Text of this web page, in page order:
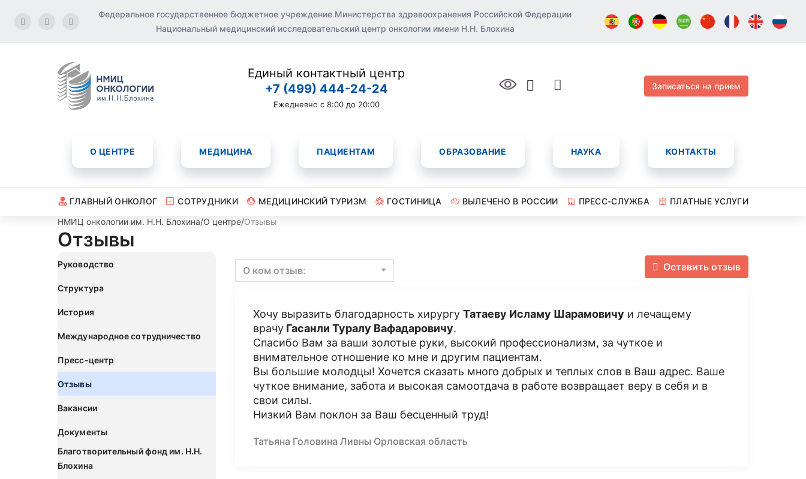
Федеральное государственное бюджетное учреждение Министерства здравоохранения Российской Федерации
Национальный медицинский исследовательский центр онкологии имени Н.Н. Блохина
Единый контактный центр
+7 (499) 444-24-24
Ежедневно с 8:00 до 20:00
Записаться на прием
О ЦЕНТРЕ МЕДИЦИНА ПАЦИЕНТАМ ОБРАЗОВАНИЕ НАУКА КОНТАКТЫ
ГЛАВНЫЙ ОНКОЛОГ СОТРУДНИКИ МЕДИЦИНСКИЙ ТУРИЗМ ГОСТИНИЦА ВЫЛЕЧЕНО В РОССИИ ПРЕСС-СЛУЖБА
ПЛАТНЫЕ УСЛУГИ
НМИЦ онкологии им. Н.Н. Блохина/О центре/Отзывы
Отзывы
Руководство
Структура
История
Международное сотрудничество
Пресс-центр
Отзывы
Вакансии
Документы
Благотворительный фонд им. Н.Н.
Блохина
Оставить отзыв
О ком отзыв:
Хочу выразить благодарность хирургу Татаеву Исламу Шарамовичу и лечащему
врачуГасанли Туралу Вафадаровичу.
Спасибо Вам за ваши золотые руки, высокий профессионализм, за чуткое и
внимательное отношение ко мне и другим пациентам.
Вы большие молодцы! Хочется сказать много добрых и теплых слов в Ваш адрес. Ваше
чуткое внимание, забота и высокая самоотдача в работе возвращает веру в себя и в
свои силы.
Низкий Вам поклон за Ваш бесценный труд!
Татьяна Головина Ливны Орловская область